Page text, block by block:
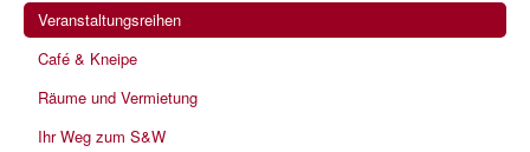
Veranstaltungsreihen
Café & Kneipe
Räume und Vermietung
Ihr Weg zum S&W